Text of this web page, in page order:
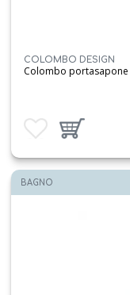
COLOMBO DESIGN
Colombo
Aggiungi ai preferitiAggiungi prodotto
BAGNO